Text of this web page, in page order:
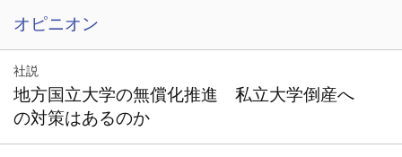
オピニオン
社説
地方国立大学の無償化推進 私立大学倒産へ
の対策はあるのか